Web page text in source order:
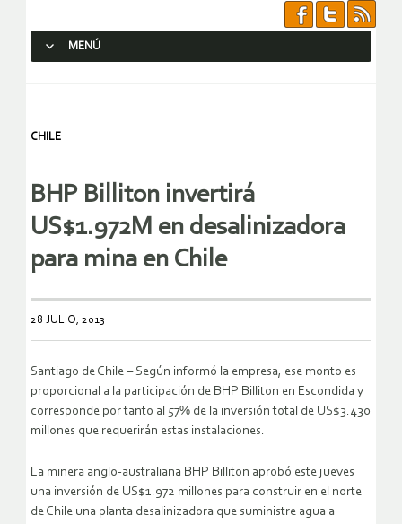
MENÚ
CHILE
BHP Billiton invertirá
US$1.972M en desalinizadora
para mina en Chile
28 JULIO, 2013
Santiago de Chile – Según informó la empresa, ese monto es
proporcional a la participación de BHP Billiton en Escondida y
corresponde por tanto al 57% de la inversión total de US$3.430
millones que requerirán estas instalaciones.
La minera anglo-australiana BHP Billiton aprobó este jueves
una inversión de US$1.972 millones para construir en el norte
de Chile una planta desalinizadora que suministre agua a